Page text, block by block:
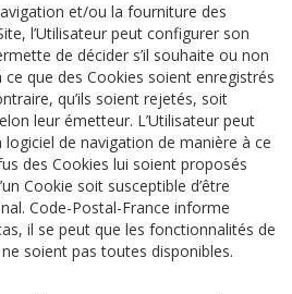
et/ou la fourniture des
l’Utilisateur peut configurer son
de décider s’il souhaite ou non
que des Cookies soient enregistrés
qu’ils soient rejetés, soit
leur émetteur. L’Utilisateur peut
de navigation de manière à ce
des Cookies lui soient proposés
Cookie soit susceptible d’être
Code-Postal-France informe
il se peut que les fonctionnalités de
soient pas toutes disponibles.